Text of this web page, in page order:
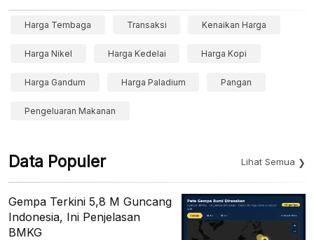
Harga Tembaga Transaksi Kenaikan Harga
Harga Nikel Harga Kedelai Harga Kopi
Harga Gandum Harga Paladium Pangan
Pengeluaran Makanan
Data Populer Lihat Semua
Gempa Terkini 5,8 M Guncang
Indonesia, Ini Penjelasan
BMKG